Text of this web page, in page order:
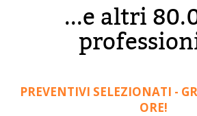
...e altri
PREVENTIVI SELEZIONATI -
ORE!